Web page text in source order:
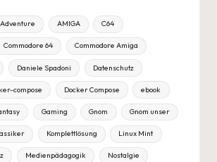
Adventure AMIGA C64
Commodore 64 Commodore Amiga
Daniele Spadoni Datenschutz
compose Docker Compose ebook
Gaming Gnom Gnom unser
Komplettlösung Linux Mint
Medienpädagogik Nostalgie